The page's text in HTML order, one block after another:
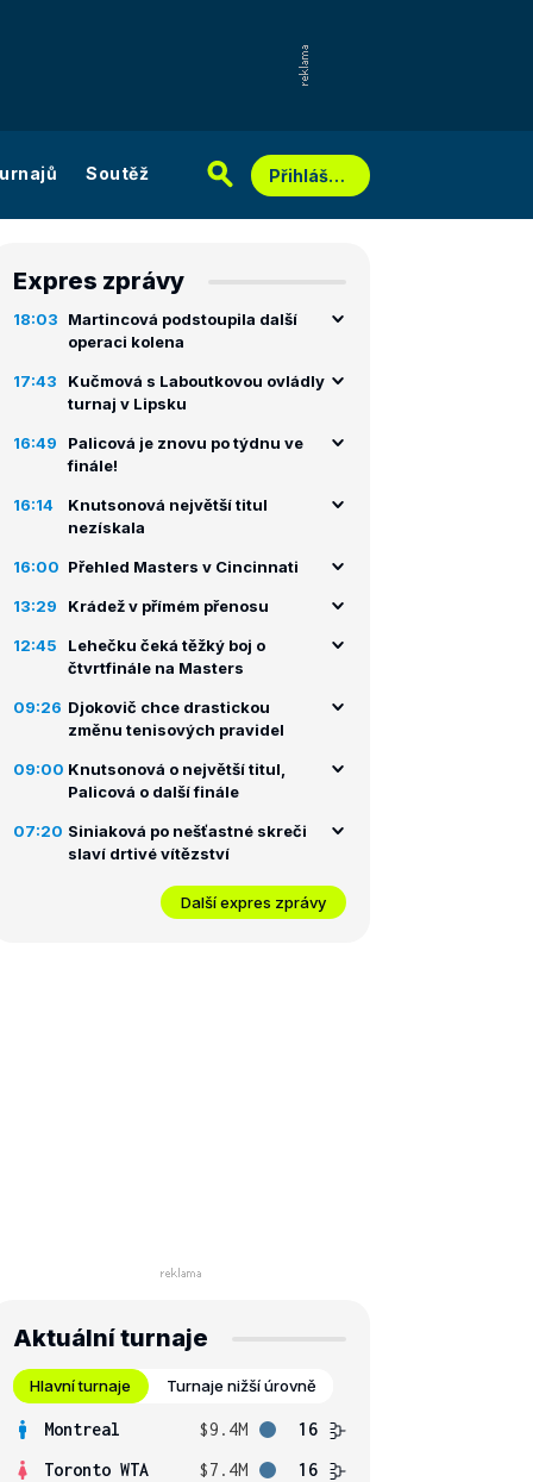
Soutěž Přihlášení
Expres zprávy
18:03
Martincová podstoupila další
operaci kolena
17:43
Kučmová s Laboutkovou ovládly
turnaj v Lipsku
16:49
Palicová je znovu po týdnu ve
finále!
16:14
Knutsonová největší titul
nezískala
16:00 Přehled Masters v Cincinnati
13:29 Krádež v přímém přenosu
12:45
Lehečku čeká těžký boj o
čtvrtfinále na Masters
09:26 Djokovič chce drastickou
změnu tenisových pravidel
09:00 Knutsonová o největší titul,
Palicová o další finále
07:20 Siniaková po nešťastné skreči
slaví drtivé vítězství
Další expres zprávy
Aktuální turnaje
Hlavní turnaje Turnaje nižší úrovně
Montreal $9.4M
16
Toronto WTA
$7.4M 16